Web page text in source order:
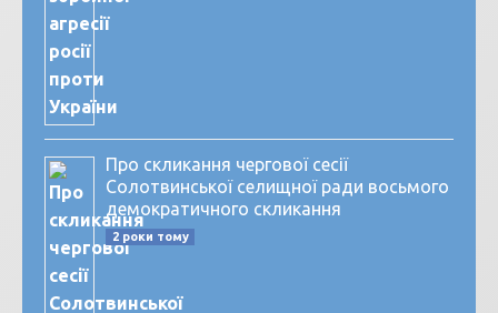
Про скликання чергової сесії
Солотвинської селищної ради восьмого
демократичного скликання
2 роки тому